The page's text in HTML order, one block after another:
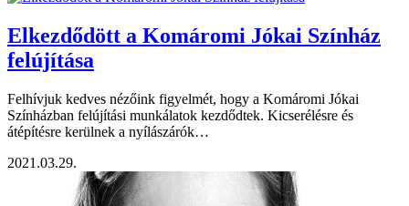
Elkezdődött a Komáromi Jókai Színház
felújítása
Felhívjuk kedves nézőink figyelmét, hogy a Komáromi Jókai
Színházban felújítási munkálatok kezdődtek. Kicserélésre és
átépítésre kerülnek a nyílászárók…
2021.03.29.